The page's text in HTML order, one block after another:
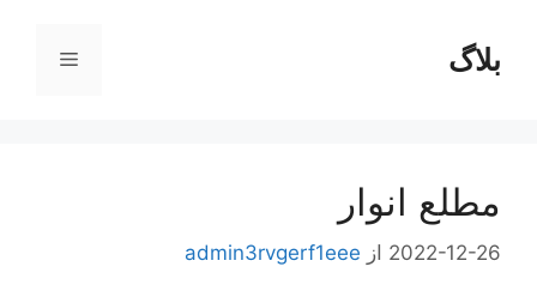
محتوابلاگ فهرست
مطلع انوار
2022-12-26 از admin3rvgerf1eee